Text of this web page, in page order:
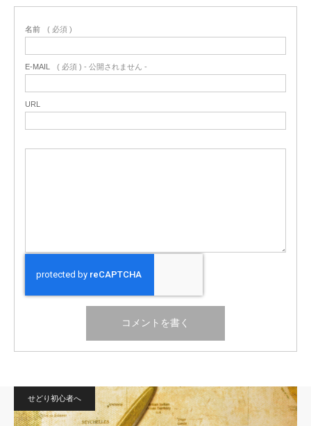
名前 ( 必須 )
E-MAIL ( 必須 ) - 公開されません -
URL
せどり初心者へ